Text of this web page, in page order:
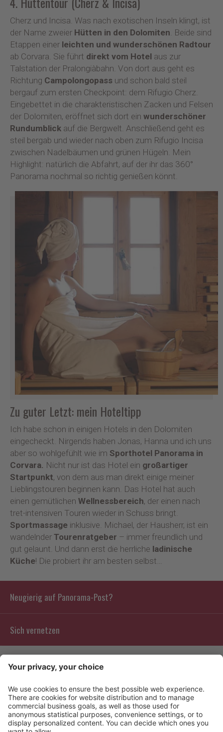
Cherz und Incisa. Was nach exotischen Inseln klingt, ist
der Name zweier Hütten in den Dolomiten . Beide sind
Etappen einer leichten und wunderschönen Radtour
ab Corvara. Sie führt direkt vom Hotel aus zur
Talstation der Pralongiàbahn. Von dort aus geht es
Richtung Campolongopass und schon bald steil
bergauf zum ersten Checkpoint: dem Rifugio Cherz.
Eingebettet in die charakteristischen Zacken und Felsen
der Dolomiten, eröffnet sich dort ein wunderschöner
Rundumblick auf die Bergwelt. Anschließend geht es
steil bergab und wieder nach oben zum Rifugio Incisa
zwischen Nadelbäumen und grünen Hügeln. Mein
Highlight: natürlich die Abfahrt, auf der ihr das 360°
Panorama nochmal so richtig genießen könnt.
Zu guter Letzt: mein Hoteltipp
Ich habe schon in einigen Hotels in den Dolomiten
eingecheckt. Nirgends haben Jonas, Hanna und ich uns
aber so wohlgefühlt wie im Sporthotel Panorama in
Corvara. Nicht nur ist das Hotel ein großartiger
Startpunkt, von dem aus man direkt einige meiner
Lieblingstouren beginnen kann. Das Hotel hat auch
einen gemütlichen Wellnessbereich, der einen nach
tret-intensiven Touren wieder in Schuss bringt.
Sportmassage inklusive. Michael, der Hausherr, ist ein
wandelnder Tourenratgeber – immer freundlich und
gut gelaunt. Und dann erst die herrliche ladinische
Küche! Die probiert ihr am besten selbst…
Neugierig auf Panorama-Post?
Sich vernetzen
Kontakt
Info
Bewertungen